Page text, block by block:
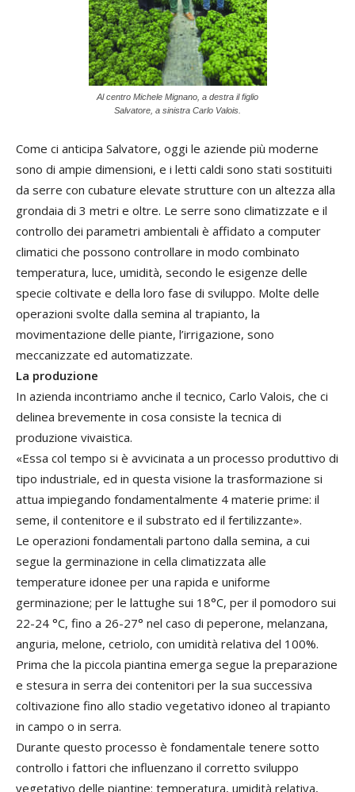
Al centro Michele Mignano, a destra il figlio
Salvatore, a sinistra Carlo Valois.
Come ci anticipa Salvatore, oggi le aziende più moderne
sono di ampie dimensioni, e i letti caldi sono stati sostituiti
da serre con cubature elevate strutture con un altezza alla
grondaia di 3 metri e oltre. Le serre sono climatizzate e il
controllo dei parametri ambientali è affidato a computer
climatici che possono controllare in modo combinato
temperatura, luce, umidità, secondo le esigenze delle
specie coltivate e della loro fase di sviluppo. Molte delle
operazioni svolte dalla semina al trapianto, la
movimentazione delle piante, l’irrigazione, sono
meccanizzate ed automatizzate.
La produzione
In azienda incontriamo anche il tecnico, Carlo Valois, che ci
delinea brevemente in cosa consiste la tecnica di
produzione vivaistica.
«Essa col tempo si è avvicinata a un processo produttivo di
tipo industriale, ed in questa visione la trasformazione si
attua impiegando fondamentalmente 4 materie prime: il
seme, il contenitore e il substrato ed il fertilizzante».
Le operazioni fondamentali partono dalla semina, a cui
segue la germinazione in cella climatizzata alle
temperature idonee per una rapida e uniforme
germinazione; per le lattughe sui 18°C, per il pomodoro sui
22-24 °C, fino a 26-27° nel caso di peperone, melanzana,
anguria, melone, cetriolo, con umidità relativa del 100%.
Prima che la piccola piantina emerga segue la preparazione
e stesura in serra dei contenitori per la sua successiva
coltivazione fino allo stadio vegetativo idoneo al trapianto
in campo o in serra.
Durante questo processo è fondamentale tenere sotto
controllo i fattori che influenzano il corretto sviluppo
vegetativo delle piantine: temperatura, umidità relativa,